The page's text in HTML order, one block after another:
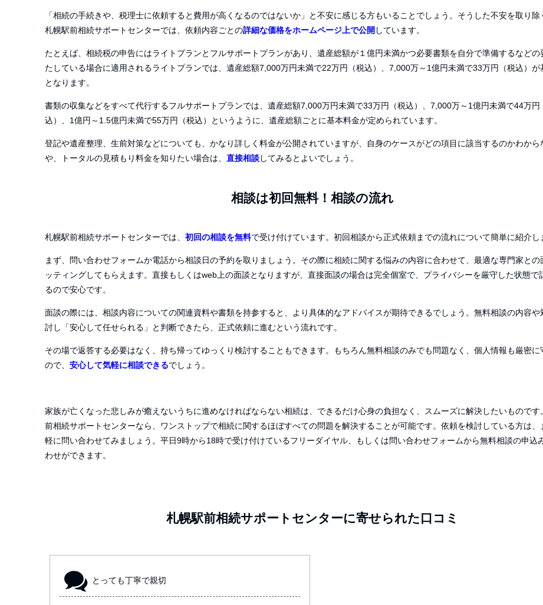
「相続の手続きや、税理士に依頼すると費用が高くなるのではないか」と不安に感じる方もいることでしょう。そうした不安を取り除
札幌駅前相続サポートセンターでは、依頼内容ごとの詳細な価格をホームページ上で公開しています。
たとえば、相続税の申告にはライトプランとフルサポートプランがあり、遺産総額が１億円未満かつ必要書類を自分で準備するなどの
たしている場合に適用されるライトプランでは、遺産総額7,000万円未満で22万円（税込）、 7,000万～ 1億円未満で33万円（税込）が
となります。
書類の収集などをすべて代行するフルサポートプランでは、遺産総額7,000万円未満で33万円（税込）、 7,000万～ 1億円未満で44万円
込）、 1億円～ 1.5億円未満で55万円（税込）というように、遺産総額ごとに基本料金が定められています。
登記や遺産整理、生前対策などについても、かなり詳しく料金が公開されていますが、自身のケースがどの項目に該当するのかわから
や、トータルの見積もり料金を知りたい場合は、 直接相談してみるとよいでしょう。
相談は初回無料！相談の流れ
札幌駅前相続サポートセンターでは、 初回の相談を無料で受け付けています。初回相談から正式依頼までの流れについて簡単に紹介し
まず、問い合わせフォームか電話から相談日の予約を取りましょう。その際に相続に関する悩みの内容に合わせて、最適な専門家との
ッティングしてもらえます。直接もしくはweb 上の面談となりますが、直接面談の場合は完全個室で、プライバシーを厳守した状態で
るので安心です。
面談の際には、相談内容についての関連資料や書類を持参すると、より具体的なアドバイスが期待できるでしょう。無料相談の内容や
討し「安心して任せられる」と判断できたら、正式依頼に進むという流れです。
その場で返答する必要はなく、持ち帰ってゆっくり検討することもできます。もちろん無料相談のみでも問題なく、個人情報も厳密に
ので、 安心して気軽に相談できるでしょう。
家族が亡くなった悲しみが癒えないうちに進めなければならない相続は、できるだけ心身の負担なく、スムーズに解決したいものです
前相続サポートセンターなら、ワンストップで相続に関するほぼすべての問題を解決することが可能です。依頼を検討している方は、
軽に問い合わせてみましょう。平日9時から18時で受け付けているフリーダイヤル、もしくは問い合わせフォームから無料相談の申込
わせができます。
札幌駅前相続サポートセンターに寄せられた口コミ
とっても丁寧で親切